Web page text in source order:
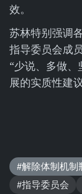
效。
苏林特别强调
指导委员会成
“少说、多做
展的实质性建
#解除体制机制
#指导委员会